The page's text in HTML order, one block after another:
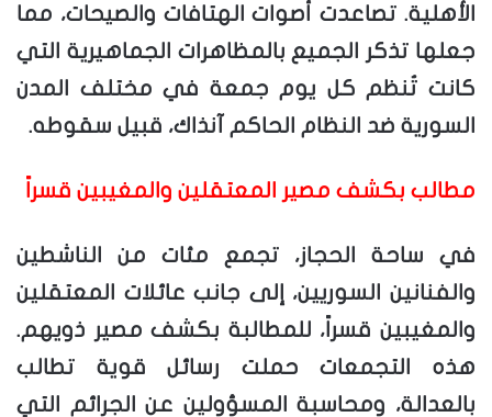
الأهلية. تصاعدت أصوات الهتافات والصيحات، مما
جعلها تذكر الجميع بالمظاهرات الجماهيرية التي
كانت تُنظم كل يوم جمعة في مختلف المدن
السورية ضد النظام الحاكم آنذاك، قبيل سقوطه.
مطالب بكشف مصير المعتقلين والمغيبين قسراً
في ساحة الحجاز، تجمع مئات من الناشطين
والفنانين السوريين، إلى جانب عائلات المعتقلين
والمغيبين قسراً، للمطالبة بكشف مصير ذويهم.
هذه التجمعات حملت رسائل قوية تطالب
بالعدالة، ومحاسبة المسؤولين عن الجرائم التي